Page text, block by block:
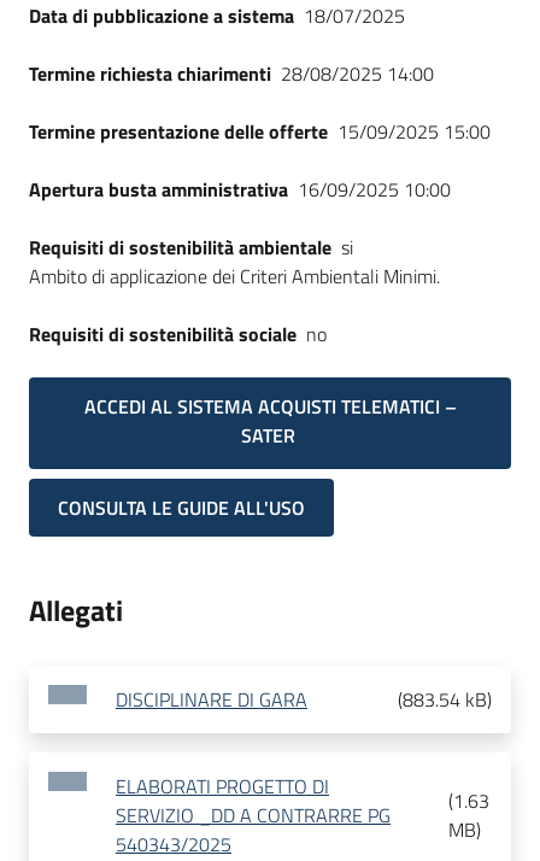
Data di pubblicazione a sistema 18/07/2025
Termine richiesta chiarimenti 28/08/2025 14:00
Termine presentazione delle offerte 15/09/2025 15:00
Apertura busta amministrativa 16/09/2025 10:00
Requisiti di sostenibilità ambientale si
Ambito di applicazione dei Criteri Ambientali Minimi.
Requisiti di sostenibilità sociale no
ACCEDI AL SISTEMA ACQUISTI TELEMATICI –
SATER
CONSULTA LE GUIDE ALL'USO
Allegati
DISCIPLINARE DI GARA (883.54 kB)
ELABORATI PROGETTO DI
SERVIZIO _DD A CONTRARRE PG
540343/2025
(1.63
MB)